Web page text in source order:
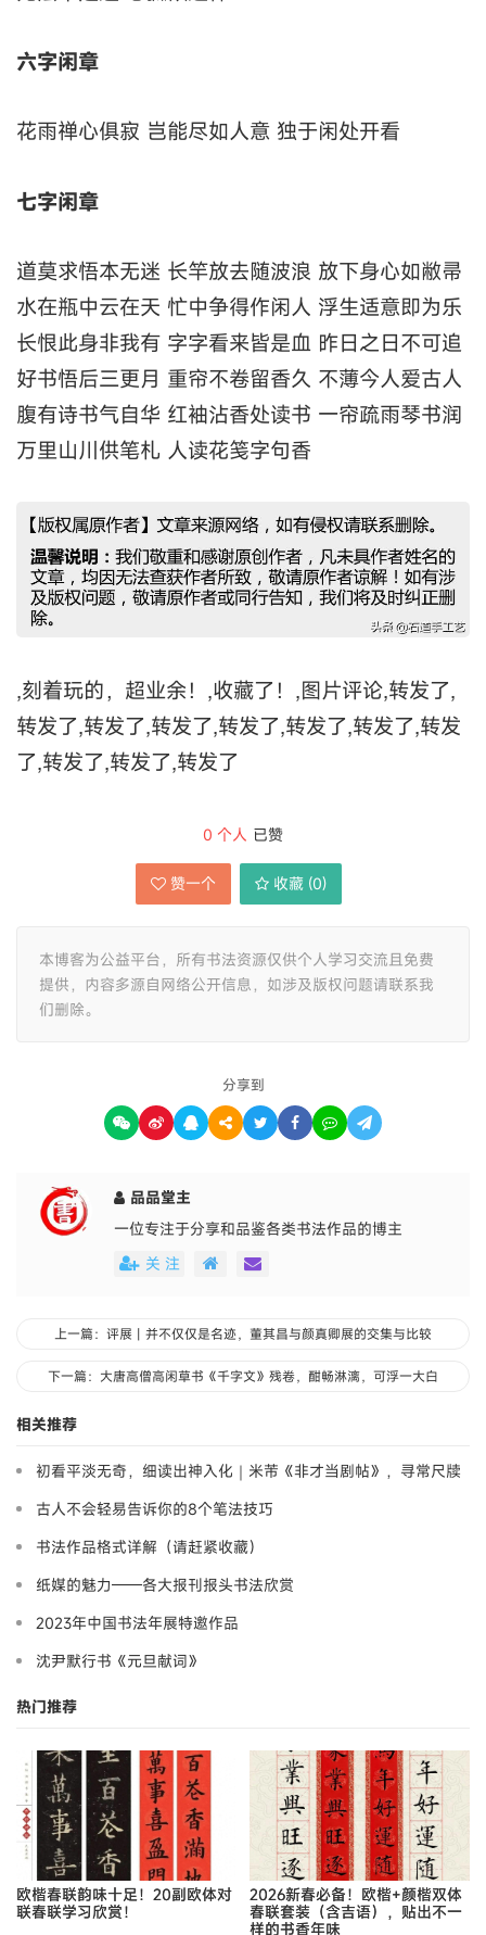
六字闲章
花雨禅心俱寂 岂能尽如人意 独于闲处开看
七字闲章
道莫求悟本无迷 长竿放去随波浪 放下身心如敝帚
水在瓶中云在天 忙中争得作闲人 浮生适意即为乐
长恨此身非我有 字字看来皆是血 昨日之日不可追
好书悟后三更月 重帘不卷留香久 不薄今人爱古人
腹有诗书气自华 红袖沾香处读书 一帘疏雨琴书润
万里山川供笔札 人读花笺字句香
,刻着玩的，超业余！,收藏了！,图片评论,转发了,
转发了,转发了,转发了,转发了,转发了,转发了,转发
了,转发了,转发了,转发了
0 个人 已赞
赞一个 收藏 (0)
本博客为公益平台，所有书法资源仅供个人学习交流且免费
提供，内容多源自网络公开信息，如涉及版权问题请联系我
们删除。
分享到
品品堂主
一位专注于分享和品鉴各类书法作品的博主
关 注
上一篇：评展丨并不仅仅是名迹，董其昌与颜真卿展的交集与比较
下一篇：大唐高僧高闲草书《千字文》残卷，酣畅淋漓，可浮一大白
相关推荐
初看平淡无奇，细读出神入化｜米芾《非才当剧帖》，寻常尺牍
藏大道
古人不会轻易告诉你的8个笔法技巧
书法作品格式详解（请赶紧收藏）
纸媒的魅力——各大报刊报头书法欣赏
2023年中国书法年展特邀作品
沈尹默行书《元旦献词》
热门推荐
欧楷春联韵味十足！20副欧体对
联春联学习欣赏！
2026新春必备！欧楷+颜楷双体
春联套装（含吉语），贴出不一
样的书香年味